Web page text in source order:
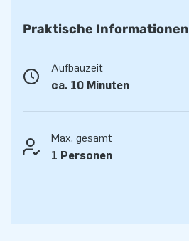
Praktische Informationen
Aufbauzeit
ca. 10 Minuten
Max. gesamt
1 Personen